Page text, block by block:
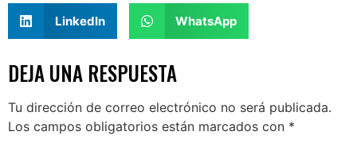
LinkedIn WhatsApp
DEJA UNA RESPUESTA
Tu dirección de correo electrónico no será publicada.
Los campos obligatorios están marcados con *